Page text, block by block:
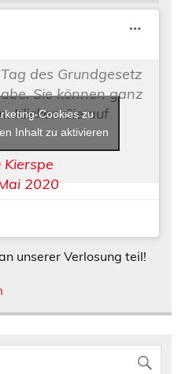
des Grundgesetz
Sie können ganz
Klicken Sie auf
Kierspe
2020
Cookies zu
Inhalt zu aktivieren
unserer Verlosung teil!